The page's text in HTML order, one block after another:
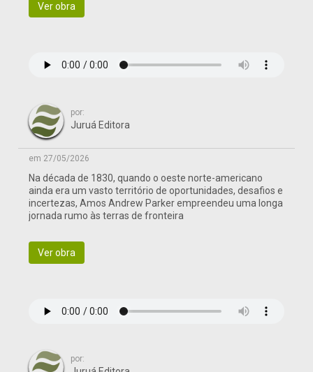
Ver obra
por:
Juruá Editora
em 27/05/2026
Na década de 1830, quando o oeste norte-americano
ainda era um vasto território de oportunidades, desafios e
incertezas, Amos Andrew Parker empreendeu uma longa
jornada rumo às terras de fronteira
Ver obra
por: